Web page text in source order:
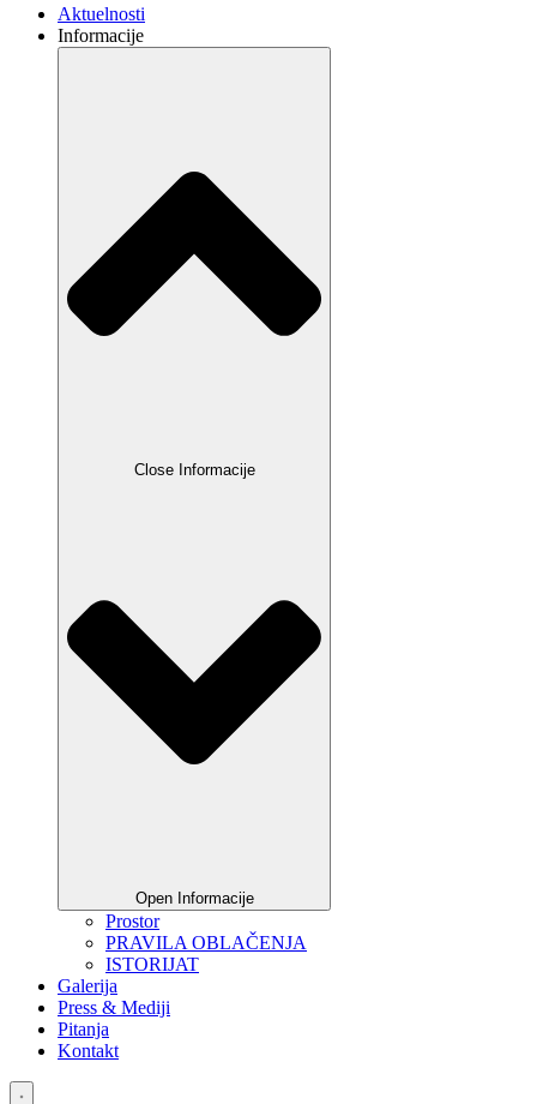
Aktuelnosti
Informacije
Close Informacije
Open Informacije
Prostor
PRAVILA OBLAČENJA
ISTORIJAT
Galerija
Press & Mediji
Pitanja
Kontakt